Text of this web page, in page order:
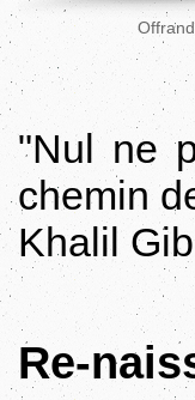
"Nul ne
chemin
Khalil
Re-